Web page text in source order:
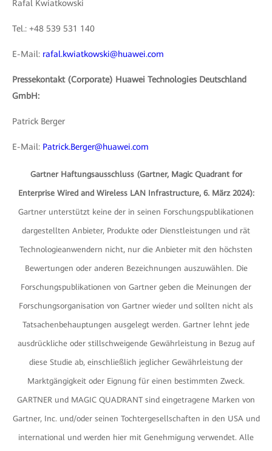
Rafal Kwiatkowski
Tel.: +48 539 531 140
E-Mail: rafal.kwiatkowski@huawei.com
Pressekontakt (Corporate) Huawei Technologies Deutschland
GmbH:
Patrick Berger
E-Mail: Patrick.Berger@huawei.com
Gartner Haftungsausschluss (Gartner, Magic Quadrant for
Enterprise Wired and Wireless LAN Infrastructure, 6. März 2024):
Gartner unterstützt keine der in seinen Forschungspublikationen
dargestellten Anbieter, Produkte oder Dienstleistungen und rät
Technologieanwendern nicht, nur die Anbieter mit den höchsten
Bewertungen oder anderen Bezeichnungen auszuwählen. Die
Forschungspublikationen von Gartner geben die Meinungen der
Forschungsorganisation von Gartner wieder und sollten nicht als
Tatsachenbehauptungen ausgelegt werden. Gartner lehnt jede
ausdrückliche oder stillschweigende Gewährleistung in Bezug auf
diese Studie ab, einschließlich jeglicher Gewährleistung der
Marktgängigkeit oder Eignung für einen bestimmten Zweck.
GARTNER und MAGIC QUADRANT sind eingetragene Marken von
Gartner, Inc. und/oder seinen Tochtergesellschaften in den USA und
international und werden hier mit Genehmigung verwendet. Alle